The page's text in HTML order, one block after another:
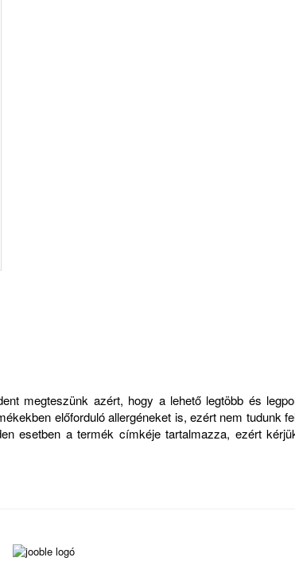
megteszünk azért, hogy a lehető legtöbb és
előforduló allergéneket is, ezért nem tudunk
esetben a termék címkéje tartalmazza, ezért